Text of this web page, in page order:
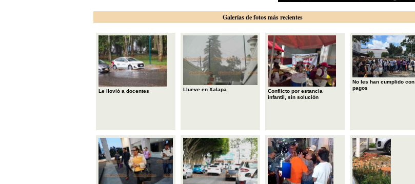
Galerías de fotos más recientes
Le llovió a docentes Llueve en Xalapa
Conflicto por estancia
infantil, sin solución
No les han cumplido con
pagos